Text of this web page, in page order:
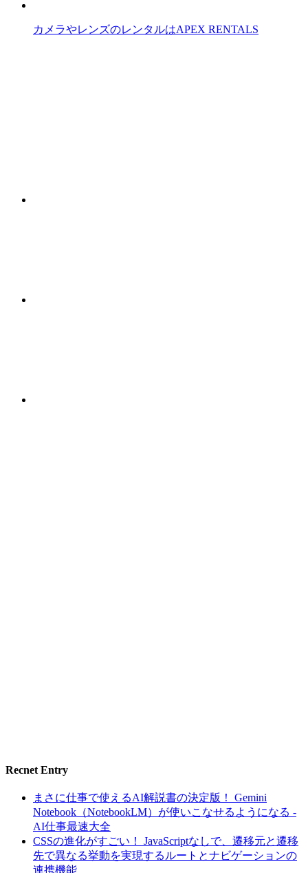
カメラやレンズのレンタルはAPEX RENTALS
Recnet Entry
まさに仕事で使えるAI解説書の決定版！ Gemini
Notebook（NotebookLM）が使いこなせるようになる -
AI仕事最速大全
CSSの進化がすごい！ JavaScriptなしで、遷移元と遷移
先で異なる挙動を実現するルートとナビゲーションの
連携機能